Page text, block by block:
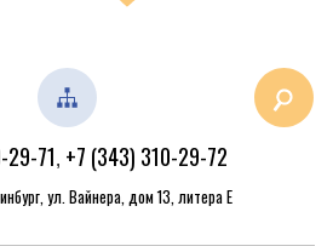
29-71, +7 (343) 310-29-72
ул. Вайнера, дом 13, литера Е